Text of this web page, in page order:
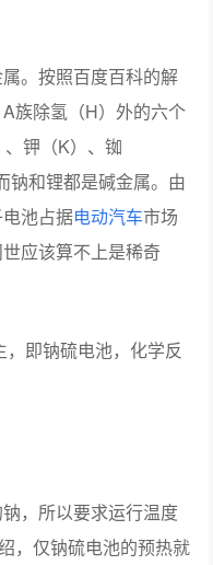
。按照百度百科的解
族除氢（H）外的六个
钾（K）、铷
钠和锂都是碱金属。由
池占据电动汽车市场
应该算不上是稀奇
即钠硫电池，化学反
，所以要求运行温度
，仅钠硫电池的预热就